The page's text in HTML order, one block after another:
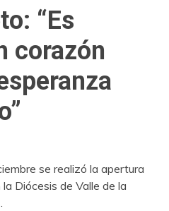
“Es
corazón
se realizó la apertura
Diócesis de Valle de la